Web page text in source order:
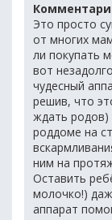
Это просто
от многих
ли покупать
вот
чудесный
решив, что
ждать родов)
роддоме на
ним на
Оставить
молочко!)
аппарат